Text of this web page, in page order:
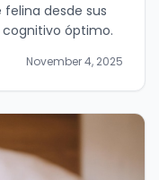
desde sus
cognitivo óptimo.
November 4, 2025